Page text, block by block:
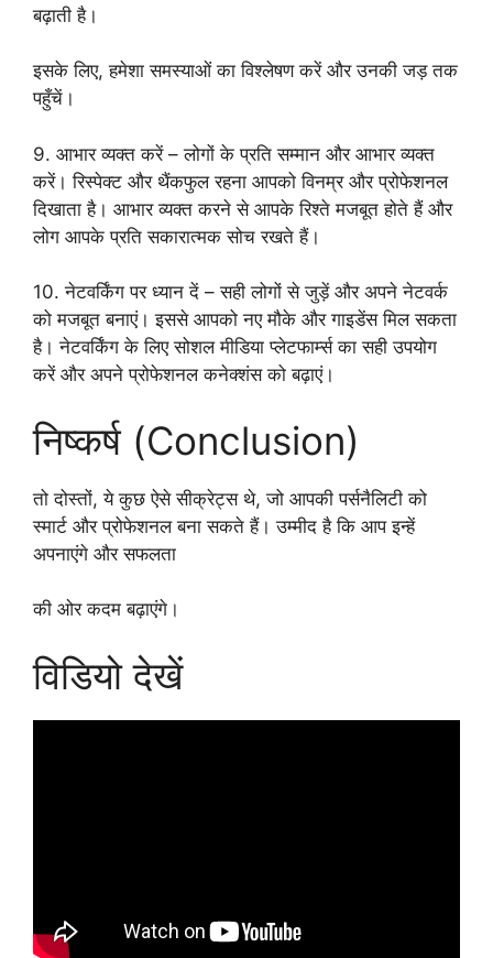
बढ़ाती है।
इसके लिए, हमेशा समस्याओं का विश्लेषण करें और उनकी जड़ तक
पहुँचें।
9. आभार व्यक्त करें – लोगों के प्रति सम्मान और आभार व्यक्त
करें। रिस्पेक्ट और थैंकफुल रहना आपको विनम्र और प्रोफेशनल
दिखाता है। आभार व्यक्त करने से आपके रिश्ते मजबूत होते हैं और
लोग आपके प्रति सकारात्मक सोच रखते हैं।
10. नेटवर्किंग पर ध्यान दें – सही लोगों से जुड़ें और अपने नेटवर्क
को मजबूत बनाएं। इससे आपको नए मौके और गाइडेंस मिल सकता
है। नेटवर्किंग के लिए सोशल मीडिया प्लेटफार्म्स का सही उपयोग
करें और अपने प्रोफेशनल कनेक्शंस को बढ़ाएं।
निष्कर्ष (Conclusion)
तो दोस्तों, ये कुछ ऐसे सीक्रेट्स थे, जो आपकी पर्सनैलिटी को
स्मार्ट और प्रोफेशनल बना सकते हैं। उम्मीद है कि आप इन्हें
अपनाएंगे और सफलता
की ओर कदम बढ़ाएंगे।
विडियो देखें